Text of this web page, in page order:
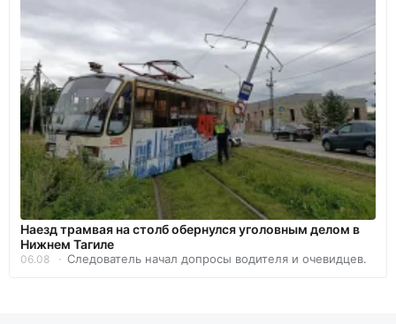
Наезд трамвая на столб обернулся уголовным делом в
Нижнем Тагиле
06.08 Следователь начал допросы водителя и очевидцев.